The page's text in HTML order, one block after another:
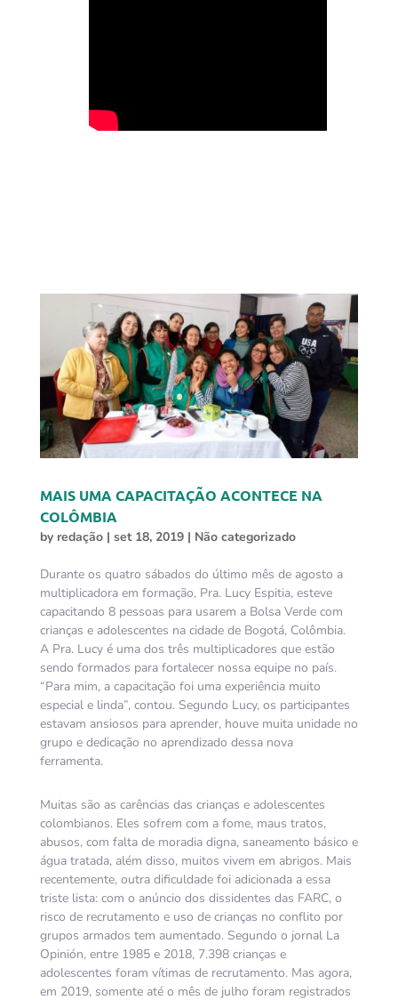
MAIS UMA CAPACITAÇÃO ACONTECE NA
COLÔMBIA
by redação| set 18, 2019| Não categorizado
Durante os quatro sábados do último mês de agosto a
multiplicadora em formação, Pra. Lucy Espitia, esteve
capacitando 8 pessoas para usarem a Bolsa Verde com
crianças e adolescentes na cidade de Bogotá, Colômbia.
A Pra. Lucy é uma dos três multiplicadores que estão
sendo formados para fortalecer nossa equipe no país.
“Para mim, a capacitação foi uma experiência muito
especial e linda”, contou. Segundo Lucy, os participantes
estavam ansiosos para aprender, houve muita unidade no
grupo e dedicação no aprendizado dessa nova
ferramenta.
Muitas são as carências das crianças e adolescentes
colombianos. Eles sofrem com a fome, maus tratos,
abusos, com falta de moradia digna, saneamento básico e
água tratada, além disso, muitos vivem em abrigos. Mais
recentemente, outra dificuldade foi adicionada a essa
triste lista: com o anúncio dos dissidentes das FARC, o
risco de recrutamento e uso de crianças no conflito por
grupos armados tem aumentado. Segundo o jornal La
Opinión, entre 1985 e 2018, 7.398 crianças e
adolescentes foram vítimas de recrutamento. Mas agora,
em 2019, somente até o mês de julho foram registrados